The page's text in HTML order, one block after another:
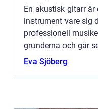
En akustisk gitarr
instrument vare sig
professionell
grunderna och går
som helst. Fr&arin...
Eva Sjöberg